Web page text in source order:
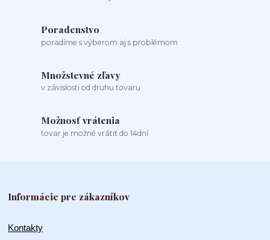
Poradenstvo
poradíme s výberom aj s problémom
Množstevné zľavy
v závislosti od druhu tovaru
Možnosť vrátenia
tovar je možné vrátiť do 14dní
Informácie pre zákazníkov
Kontakty